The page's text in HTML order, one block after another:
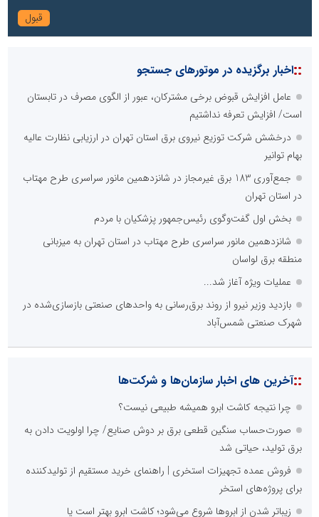
::اخبار برگزیده در موتورهای جستجو
عامل افزایش قبوض برخی مشترکان، عبور از الگوی مصرف در تابستان
است/ افزایش تعرفه نداشتیم
درخشش شرکت توزیع نیروی برق استان تهران در ارزیابی نظارت عالیه
بهام توانیر
جمع‌آوری 183 برق غیرمجاز در شانزدهمین مانور سراسری طرح مهتاب
در استان تهران
بخش اول گفت‌وگوی رئیس‌جمهور پزشکیان با مردم
شانزدهمین مانور سراسری طرح مهتاب در استان تهران به میزبانی
منطقه برق لواسان
عملیات ویژه آغاز شد...
بازدید وزیر نیرو از روند برق‌رسانی به واحدهای صنعتی بازسازی‌شده در
شهرک صنعتی شمس‌آباد
::آخرین های اخبار سازمان‌ها و شرکت‌ها
چرا نتیجه کاشت ابرو همیشه طبیعی نیست؟
صورت‌حساب سنگین قطعی برق بر دوش صنایع/ چرا اولویت دادن به
برق تولید، حیاتی شد
فروش عمده تجهیزات استخری | راهنمای خرید مستقیم از تولیدکننده
برای پروژه‌های استخر
زیباتر شدن از ابروها شروع می‌شود؛ کاشت ابرو بهتر است یا